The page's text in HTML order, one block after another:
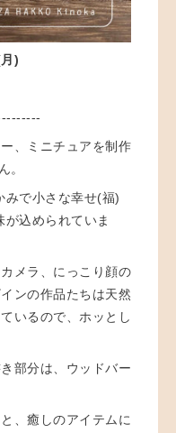
)
、ミニチュアを制作
。
みで小さな幸せ(福)
が込められていま
メラ、にっこり顔の
ンの作品たちは天然
いるので、ホッとし
部分は、ウッドバー
、癒しのアイテムに